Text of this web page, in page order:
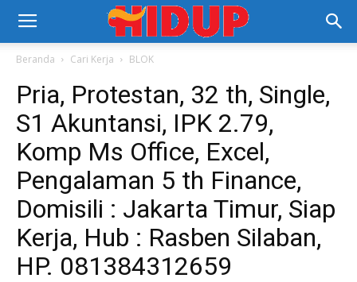
Beranda Cari Kerja BLOK
Pria, Protestan, 32 th, Single,
S1 Akuntansi, IPK 2.79,
Komp Ms Office, Excel,
Pengalaman 5 th Finance,
Domisili : Jakarta Timur, Siap
Kerja, Hub : Rasben Silaban,
HP. 081384312659